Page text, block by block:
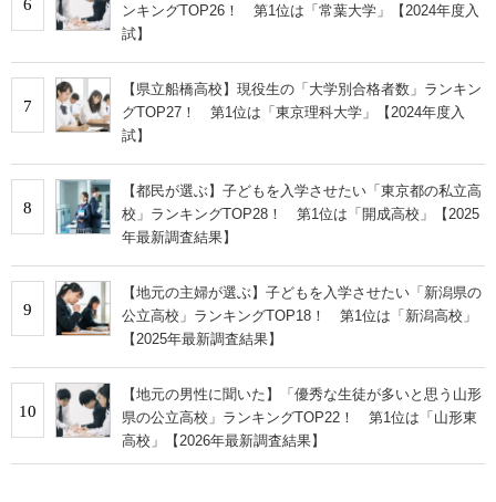
6
ンキングTOP26！ 第1位は「常葉大学」【2024年度入
試】
7
【県立船橋高校】現役生の「大学別合格者数」ランキン
グTOP27！ 第1位は「東京理科大学」【2024年度入
試】
8
【都民が選ぶ】子どもを入学させたい「東京都の私立高
校」ランキングTOP28！ 第1位は「開成高校」【2025
年最新調査結果】
9
【地元の主婦が選ぶ】子どもを入学させたい「新潟県の
公立高校」ランキングTOP18！ 第1位は「新潟高校」
【2025年最新調査結果】
10
【地元の男性に聞いた】「優秀な生徒が多いと思う山形
県の公立高校」ランキングTOP22！ 第1位は「山形東
高校」【2026年最新調査結果】